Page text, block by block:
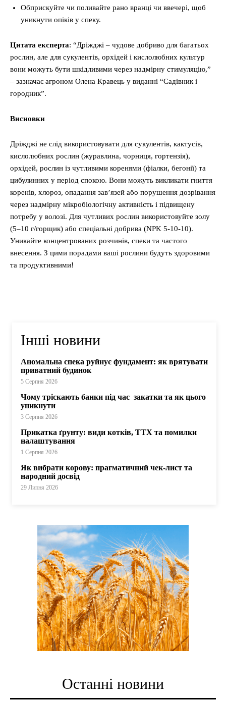
Обприскуйте чи поливайте рано вранці чи ввечері, щоб
уникнути опіків у спеку.
Цитата експерта: “Дріжджі – чудове добриво для багатьох
рослин, але для сукулентів, орхідей і кислолюбних культур
вони можуть бути шкідливими через надмірну стимуляцію,”
– зазначає агроном Олена Кравець у виданні “Садівник і
городник”.
Висновки
Дріжджі не слід використовувати для сукулентів, кактусів,
кислолюбних рослин (журавлина, чорниця, гортензія),
орхідей, рослин із чутливими коренями (фіалки, бегонії) та
цибулинних у період спокою. Вони можуть викликати гниття
коренів, хлороз, опадання зав’язей або порушення дозрівання
через надмірну мікробіологічну активність і підвищену
потребу у волозі. Для чутливих рослин використовуйте золу
(5–10 г/горщик) або спеціальні добрива (NPK 5-10-10).
Уникайте концентрованих розчинів, спеки та частого
внесення. З цими порадами ваші рослини будуть здоровими
та продуктивними!
Інші новини
Аномальна спека руйнує фундамент: як врятувати
приватний будинок
5 Серпня 2026
Чому тріскають банки під час закатки та як цього
уникнути
3 Серпня 2026
Прикатка ґрунту: види котків, ТТХ та помилки
налаштування
1 Серпня 2026
Як вибрати корову: прагматичний чек-лист та
народний досвід
29 Липня 2026
Останні новини